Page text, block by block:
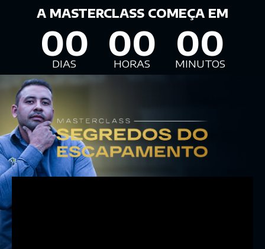
A MASTERCLASS COMEÇA EM
00
DIAS
00
HORAS
00
MINUTOS